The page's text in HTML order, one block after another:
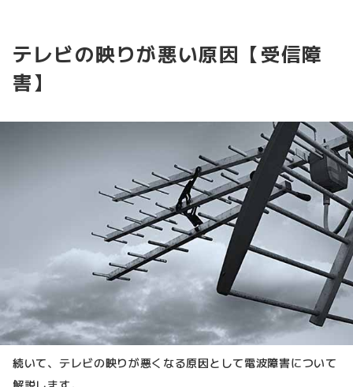
テレビの映りが悪い原因【受信障
害】
続いて、テレビの映りが悪くなる原因として電波障害について